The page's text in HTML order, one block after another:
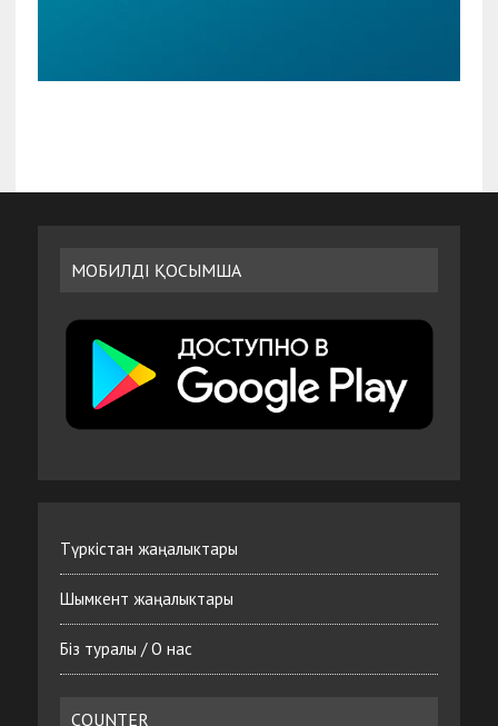
МОБИЛДІ ҚОСЫМША
Түркістан жаңалыктары
Шымкент жаңалыктары
Біз туралы / О нас
COUNTER